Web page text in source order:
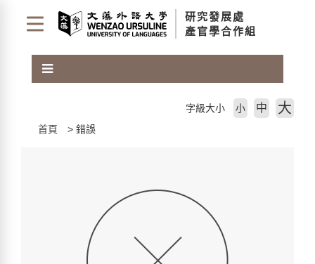
首頁
錯誤
字級大小 小 中 大
研究發展處
產官學合作組